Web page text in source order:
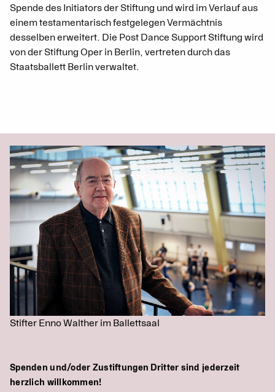
Spende des Initiators der Stiftung und wird im Verlauf aus
einem testamentarisch festgelegen Vermächtnis
desselben erweitert. Die Post Dance Support Stiftung wird
von der Stiftung Oper in Berlin, vertreten durch das
Staatsballett Berlin verwaltet.
Stifter Enno Walther im Ballettsaal
Spenden und/oder Zustiftungen Dritter sind jederzeit
herzlich willkommen!